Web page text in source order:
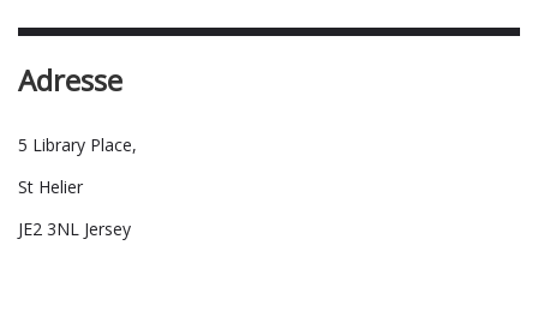
Adresse
5 Library Place,
St Helier
JE2 3NL Jersey